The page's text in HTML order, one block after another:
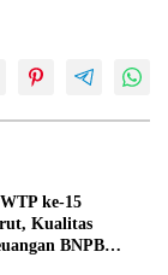
ke-15
Kualitas
BNPB